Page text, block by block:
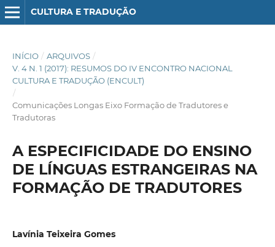
CULTURA E TRADUÇÃO
INÍCIO / ARQUIVOS /
V. 4 N. 1 (2017): RESUMOS DO IV ENCONTRO NACIONAL
CULTURA E TRADUÇÃO (ENCULT)
/
Comunicações Longas Eixo Formação de Tradutores e
Tradutoras
A ESPECIFICIDADE DO ENSINO
DE LÍNGUAS ESTRANGEIRAS NA
FORMAÇÃO DE TRADUTORES
Lavínia Teixeira Gomes